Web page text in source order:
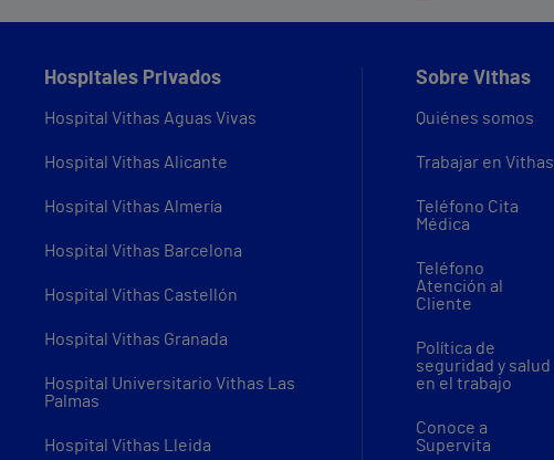
Hospitales Privados
Hospital Vithas Aguas Vivas
Hospital Vithas Alicante
Hospital Vithas Almería
Hospital Vithas Barcelona
Hospital Vithas Castellón
Hospital Vithas Granada
Hospital Universitario Vithas Las
Palmas
Hospital Vithas Lleida
Sobre Vithas
Quiénes somos
Trabajar en Vithas
Teléfono Cita
Médica
Teléfono
Atención al
Cliente
Política de
seguridad y salud
en el trabajo
Conoce a
Supervita